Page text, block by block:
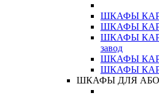
ШКАФЫ
ШКАФЫ
ШКАФЫ
завод
ШКАФЫ
ШКАФЫ
ШКАФЫ ДЛЯ